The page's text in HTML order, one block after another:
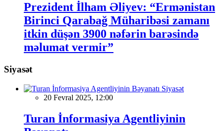
Prezident İlham Əliyev: “Ermənistan
Birinci Qarabağ Müharibəsi zamanı
itkin düşən 3900 nəfərin barəsində
məlumat vermir”
Siyasət
Siyasət
20 Fevral 2025, 12:00
Turan İnformasiya Agentliyinin